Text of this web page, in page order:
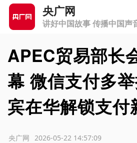
央广网
讲好中国故事 传播中国声
APEC贸易部长
幕 微信支付多
宾在华解锁支付
2026-05-22 14:57:09
央广网